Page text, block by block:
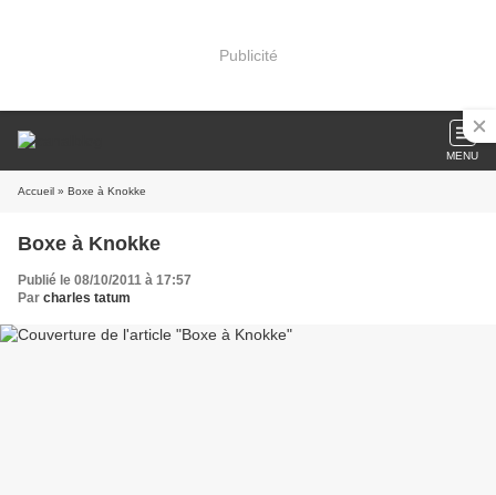
Publicité
MENU
Accueil » Boxe à Knokke
Boxe à Knokke
Publié le 08/10/2011 à 17:57
Par charles tatum